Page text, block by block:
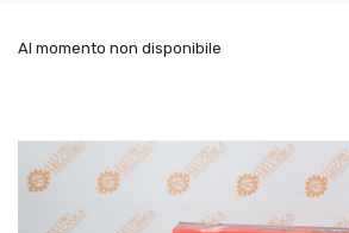
Al momento non disponibile